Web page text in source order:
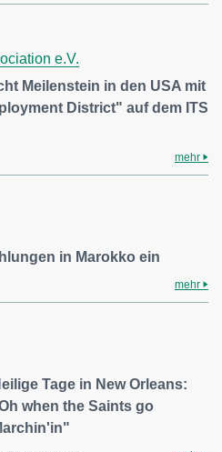
e.V.
Meilenstein in den USA mit
District" auf dem ITS
mehr
in Marokko ein
mehr
Tage in New Orleans:
when the Saints go